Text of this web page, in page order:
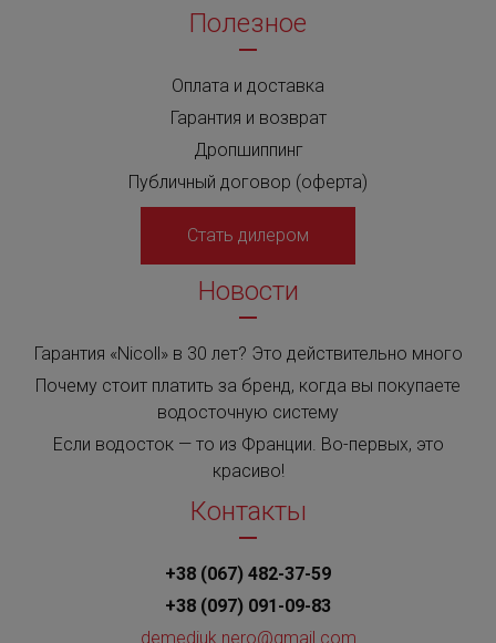
Полезное
Оплата и доставка
Гарантия и возврат
Дропшиппинг
Публичный договор (оферта)
Стать дилером
Новости
Гарантия «Nicoll» в 30 лет? Это действительно много
Почему стоит платить за бренд, когда вы покупаете
водосточную систему
Если водосток — то из Франции. Во-первых, это
красиво!
Контакты
+38 (067) 482-37-59
+38 (097) 091-09-83
demediuk.nero@gmail.com